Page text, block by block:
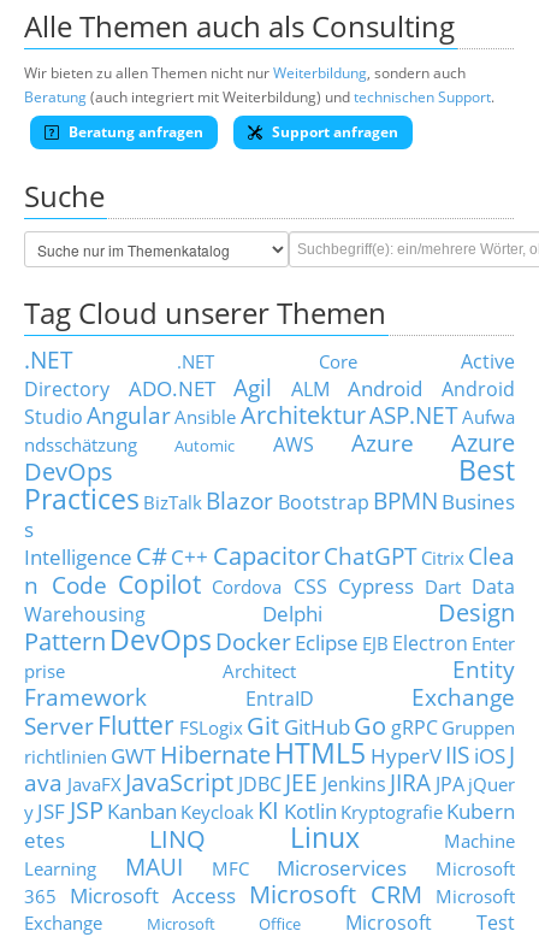
Alle Themen auch als Consulting
Wir bieten zu allen Themen nicht nurWeiterbildung, sondern auch
Beratung(auch integriert mit Weiterbildung) undtechnischen Support.
Beratung anfragen
Support anfragen
Suche
Tag Cloud unserer Themen
.NET .NET Core
Active
Directory
ADO.NET Agil ALM Android
Android
StudioAngularAnsible ArchitekturASP.NETAufwa
ndsschätzung
Automic AWS Azure
Azure
DevOps
Best
Practices BizTalk Blazor Bootstrap BPMN Busines
s
Intelligence C#C++ CapacitorChatGPT Citrix Clea
n Code Copilot Cordova CSS Cypress Dart Data
Warehousing
Delphi
Design
Pattern DevOps DockerEclipse EJB Electron Enter
prise Architect
Entity
Framework
EntraID
Exchange
Server Flutter FSLogix Git GitHubGo gRPC Gruppen
richtlinien GWT HibernateHTML5 HyperVIIS iOSJ
ava JavaFX JavaScript JDBC JEE Jenkins JIRA JPA jQuer
y JSF JSP Kanban Keycloak KI Kotlin Kryptografie Kubern
etes
LINQ Linux
Machine
Learning
MAUI MFC Microservices
Microsoft
365
Microsoft Access Microsoft CRM
Microsoft
Exchange
Microsoft Office
Microsoft Test